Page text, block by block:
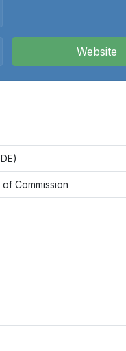
Website
Commission